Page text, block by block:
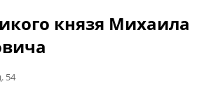
князя Михаила
54